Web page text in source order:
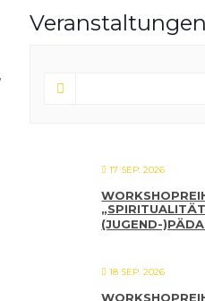
Veranstaltungen
17 SEP. 2026
(JUGEND-
18 SEP. 2026